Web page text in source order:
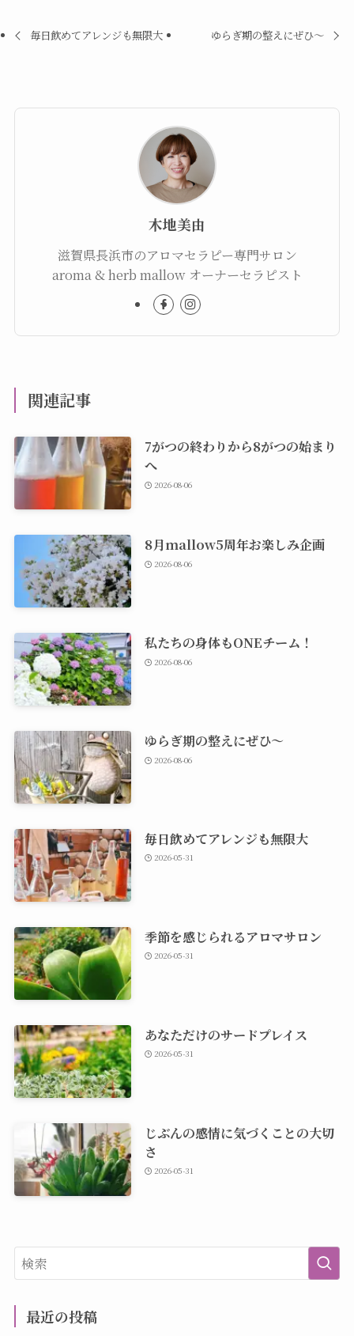
毎日飲めてアレンジも無限大 ゆらぎ期の整えにぜひ～
木地美由
滋賀県長浜市のアロマセラピー専門サロン
aroma & herb mallow オーナーセラピスト
関連記事
7がつの終わりから8がつの始まり
へ
2026-08-06
8月mallow5周年お楽しみ企画
2026-08-06
私たちの身体もONEチーム！
2026-08-06
ゆらぎ期の整えにぜひ～
2026-08-06
毎日飲めてアレンジも無限大
2026-05-31
季節を感じられるアロマサロン
2026-05-31
あなただけのサードプレイス
2026-05-31
じぶんの感情に気づくことの大切
さ
2026-05-31
最近の投稿